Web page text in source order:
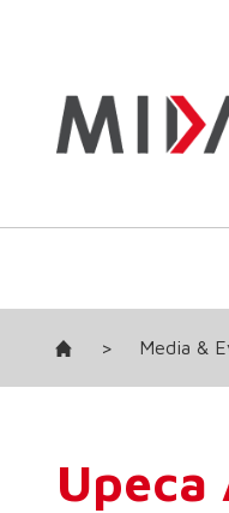
> Media &
Upeca